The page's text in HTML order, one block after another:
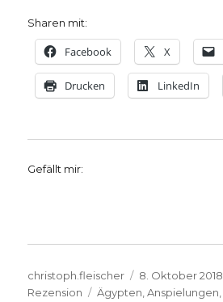
Sharen mit:
Facebook X
Drucken LinkedIn
Gefällt mir:
Autor
christoph.fleischer
Veröffentlicht
am
8. Oktober 2018
Rezension
Schlagwörter
Ägypten ,Anspielungen